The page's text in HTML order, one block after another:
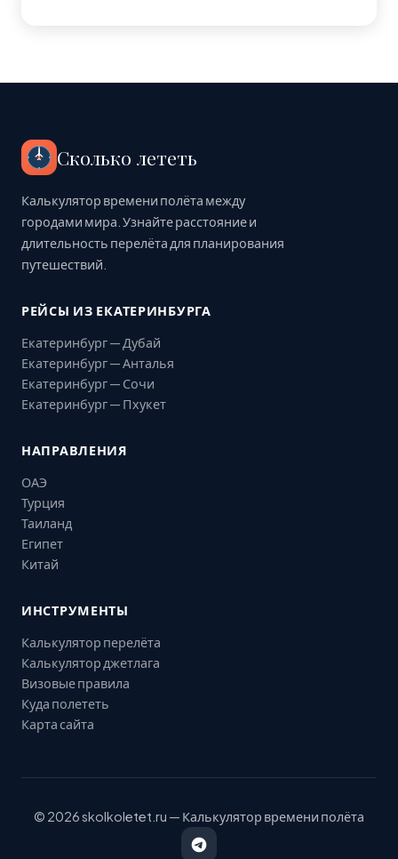
Сколько лететь
Калькулятор времени полёта между
городами мира. Узнайте расстояние и
длительность перелёта для планирования
путешествий.
РЕЙСЫ ИЗ ЕКАТЕРИНБУРГА
Екатеринбург — Дубай
Екатеринбург — Анталья
Екатеринбург — Сочи
Екатеринбург — Пхукет
НАПРАВЛЕНИЯ
ОАЭ
Турция
Таиланд
Египет
Китай
ИНСТРУМЕНТЫ
Калькулятор перелёта
Калькулятор джетлага
Визовые правила
Куда полететь
Карта сайта
© 2026 skolkoletet.ru — Калькулятор времени полёта